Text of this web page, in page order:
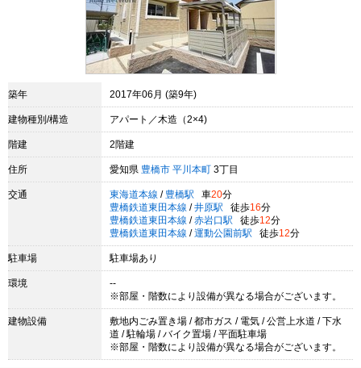
築年 2017年06月 (築9年)
建物種別/構造 アパート／木造（2×4)
階建 2階建
住所 愛知県 豊橋市 平川本町 3丁目
交通 東海道本線 / 豊橋駅 車20分
豊橋鉄道東田本線 / 井原駅 徒歩16分
豊橋鉄道東田本線 / 赤岩口駅 徒歩12分
豊橋鉄道東田本線 / 運動公園前駅 徒歩12分
駐車場 駐車場あり
環境
--
※部屋・階数により設備が異なる場合がございます。
建物設備
敷地内ごみ置き場 / 都市ガス / 電気 / 公営上水道 / 下水
道 / 駐輪場 / バイク置場 / 平面駐車場
※部屋・階数により設備が異なる場合がございます。